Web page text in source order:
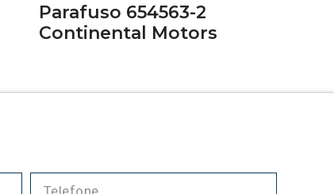
Parafuso 654563-2
Continental Motors